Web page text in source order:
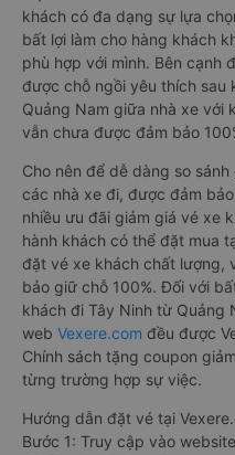
khách có đa dạng sự lựa
bất lợi làm cho hàng khách
phù hợp với mình. Bên cạnh
được chỗ ngồi yêu thích sau
Quảng Nam giữa nhà xe với
vẫn chưa được đảm bảo
Cho nên để dễ dàng so
các nhà xe đi, được đảm
nhiều ưu đãi giảm giá vé xe
hành khách có thể đặt mua
đặt vé xe khách chất lượng,
bảo giữ chỗ 100%. Đối với
khách đi Tây Ninh từ Quảng
web Vexere.com đều được
Chính sách tặng coupon
từng trường hợp sự việc.
Hướng dẫn đặt vé tại
Bước 1: Truy cập vào